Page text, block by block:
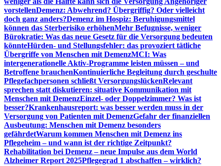
vorstellenDemenz: Abwehrend? Übergriffig? Oder vielleicht
doch ganz anders?Demenz im Hospiz: Beruhigungsmittel
können das Sterberisiko erhöhenMehr Befugnisse, weniger
Bürokratie: Was das neue Gesetz für die Versorgung bedeuten
könnteHürden- und Stellungsfehler: das provoziert tätliche
Übergriffe von Menschen mit DemenzMCI: Was
intergenerationelle Aktiv-Programme leisten müssen – und
Betroffene brauchenKontinuierliche Begleitung durch geschulte
Pflegefachpersonen schließt VersorgungslückenRelevant
sprechen statt diskutieren: situative Kommunikation mit
Menschen mit DemenzEinzel- oder Doppelzimmer? Was ist
besser?Krankenhausreport: was besser werden muss in der
Versorgung von Patienten mit DemenzGefahr der finanziellen
Ausbeutung: Menschen mit Demenz besonders
gefährdetWarum kommen Menschen mit Demenz ins
Pflegeheim – und wann ist der richtige Zeitpunkt?
Rehabilitation bei Demenz – neue Impulse aus dem World
Alzheimer Report 2025Pflegegrad 1 abschaffen – wirklich?